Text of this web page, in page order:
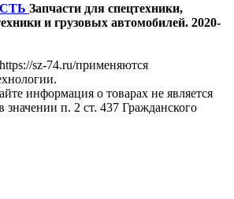
Запчасти для спецтехники,
и грузовых автомобилей. 2020-
sz-74.ru/применяются
информация о товарах не является
п. 2 ст. 437 Гражданского